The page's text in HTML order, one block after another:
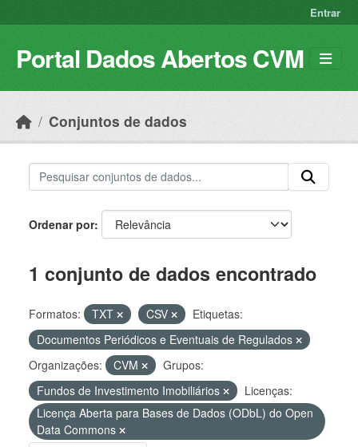
Entrar
Portal Dados Abertos CVM
Conjuntos de dados
Ordenar por
1 conjunto de dados encontrado
Formatos: TXT CSV
Etiquetas:
Documentos Periódicos e Eventuais de Regulados
Organizações:
CVM
Grupos:
Fundos de Investimento Imobiliários
Licenças:
Licença Aberta para Bases de Dados (ODbL) do Open
Data Commons